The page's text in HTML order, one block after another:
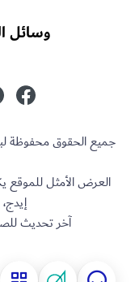
وسائل
العرض الأمثل للموقع
آخر تحديث